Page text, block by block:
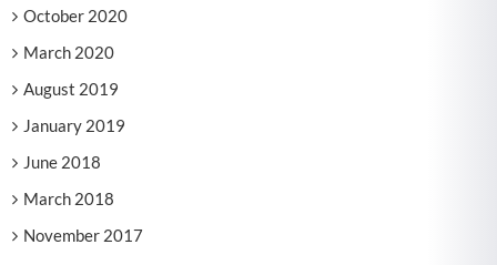
October 2020
March 2020
August 2019
January 2019
June 2018
March 2018
November 2017